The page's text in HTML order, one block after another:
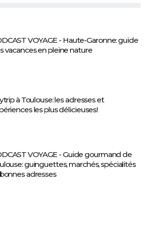
VOYAGE - Haute-Garonne: guide
vacances en pleine nature
à Toulouse: les adresses et
les plus délicieuses!
VOYAGE - Guide gourmand de
guinguettes, marchés, spécialités
adresses